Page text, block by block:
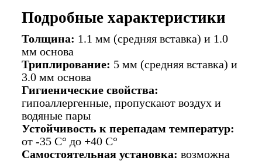
Подробные характеристики
Толщина: 1.1 мм (средняя вставка) и 1.0
мм основа
Триплирование: 5 мм (средняя вставка) и
3.0 мм основа
Гигиенические свойства:
гипоаллергенные, пропускают воздух и
водяные пары
Устойчивость к перепадам температур:
от -35 C° до +40 C°
Самостоятельная установка: возможна